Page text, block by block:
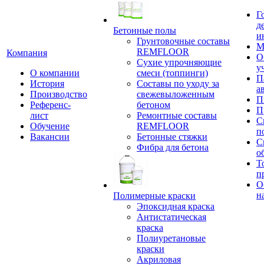
Компания
О компании
История
Производство
Референс-
лист
Обучение
Вакансии
Бетонные полы
Грунтовочные составы
REMFLOOR
Сухие упрочняющие
смеси (топпинги)
Составы по уходу за
свежевыложенным
бетоном
Ремонтные составы
REMFLOOR
Бетонные стяжки
Фибра для бетона
Полимерные краски
Эпоксидная краска
Антистатическая
краска
Полиуретановые
краски
Акриловая